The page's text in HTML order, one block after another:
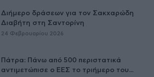
Διήμερο δράσεων για τον Σακχαρώδη
Διαβήτη στη Σαντορίνη
24 Φεβρουαρίου 2026
Πάτρα: Πάνω από 500 περιστατικά
αντιμετώπισε ο ΕΕΣ το τριήμερο του...